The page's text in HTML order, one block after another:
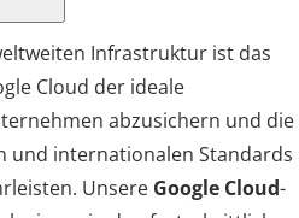
Infrastruktur ist das
Cloud der ideale
abzusichern und die
und internationalen Standards
Unsere Google Cloud-